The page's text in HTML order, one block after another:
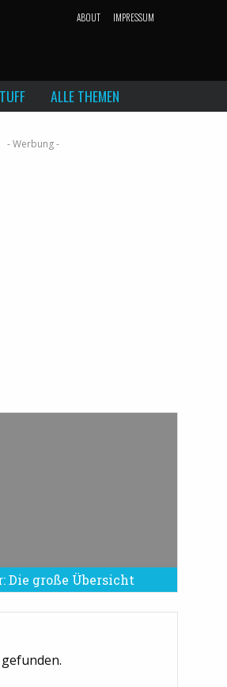
ABOUT IMPRESSUM
ALLE THEMEN
Die große Übersicht